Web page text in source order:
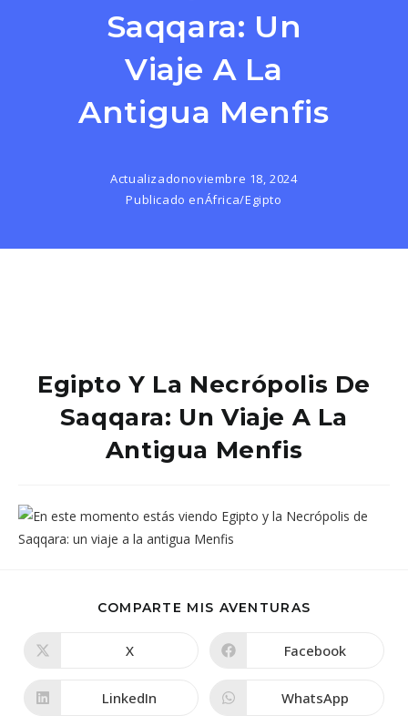
Saqqara: Un
Viaje A La
Antigua Menfis
Actualizadonoviembre 18, 2024
Publicado enÁfrica/Egipto
Egipto Y La Necrópolis De
Saqqara: Un Viaje A La
Antigua Menfis
COMPARTE MIS AVENTURAS
CONTENIDO
una
nueva
X Se
una
nueva
Facebook
Se
LinkedIn Se
WhatsApp